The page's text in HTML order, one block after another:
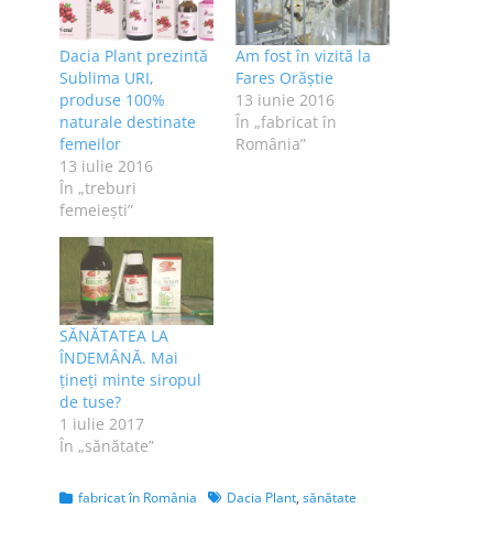
Dacia Plant prezintă
Sublima URI,
produse 100%
naturale destinate
femeilor
13 iulie 2016
În „treburi
femeieşti”
Am fost în vizită la
Fares Orăștie
13 iunie 2016
În „fabricat în
România”
SĂNĂTATEA LA
ÎNDEMÂNĂ. Mai
țineți minte siropul
de tuse?
1 iulie 2017
În „sănătate”
Categories
fabricat în România TagsDacia Plant, sănătate